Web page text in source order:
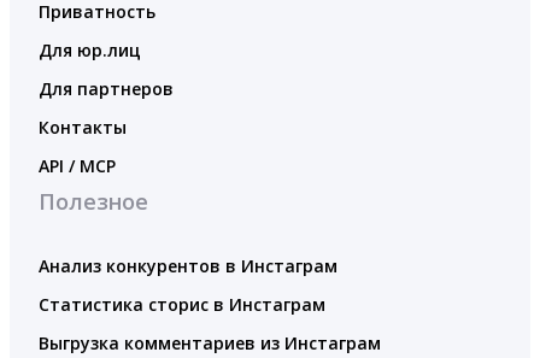
Приватность
Для юр.лиц
Для партнеров
Контакты
API / MCP
Полезное
Анализ конкурентов в Инстаграм
Статистика сторис в Инстаграм
Выгрузка комментариев из Инстаграм